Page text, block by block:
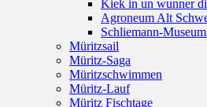
Kiek in un wunner
Agroneum Alt
Schliemann-
Müritzsail
Müritz-Saga
Müritzschwimmen
Müritz-Lauf
Müritz Fischtage